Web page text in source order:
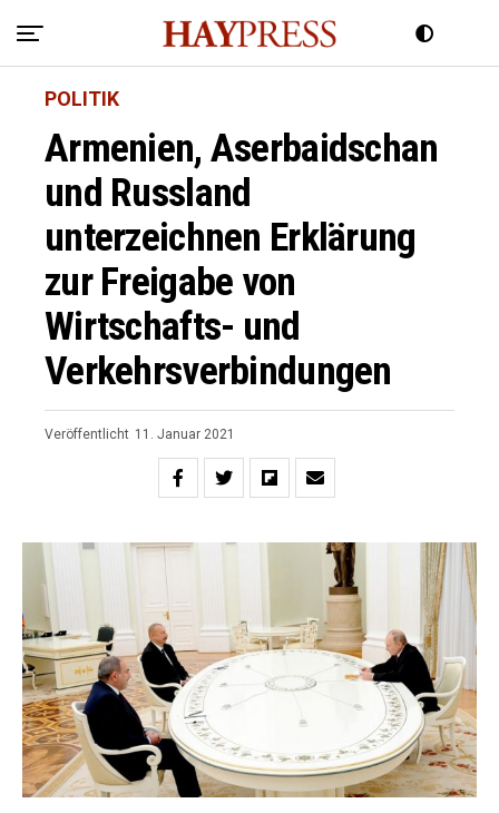
POLITIK
Armenien, Aserbaidschan
und Russland
unterzeichnen Erklärung
zur Freigabe von
Wirtschafts- und
Verkehrsverbindungen
Veröffentlicht 11. Januar 2021